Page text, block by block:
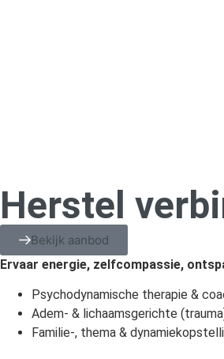
Herstel
Bekijk aanbod
Ervaar energie, zelfcompassie,
Psychodynamische therapie &
Adem- & lichaamsgerichte
Familie-, thema &